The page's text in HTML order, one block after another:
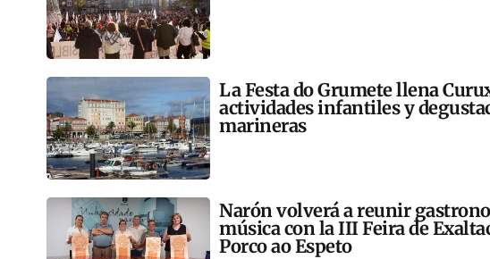
La Festa do Grumete llena
actividades infantiles y
marineras
Narón volverá a reunir
música con la III Feira de
Porco ao Espeto